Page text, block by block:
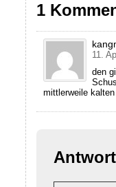
1
11.
den
mittlerweile